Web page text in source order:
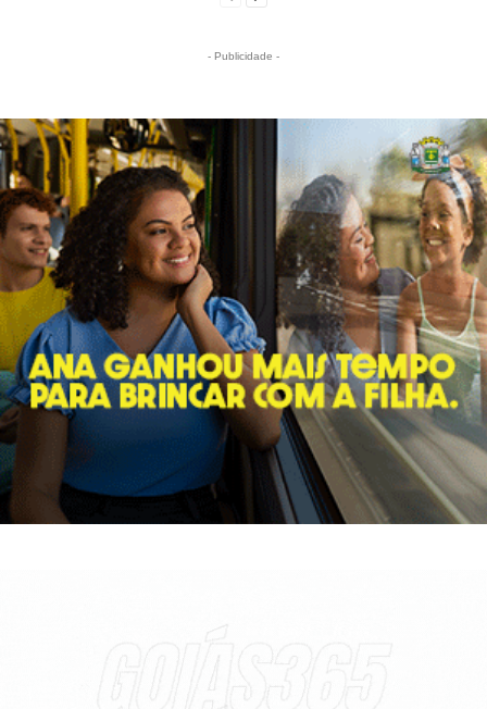
- Publicidade -